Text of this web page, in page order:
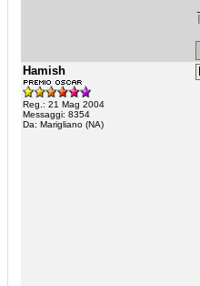
Hamish
Reg.: 21 Mag 2004
Messaggi: 8354
Da: Marigliano (NA)